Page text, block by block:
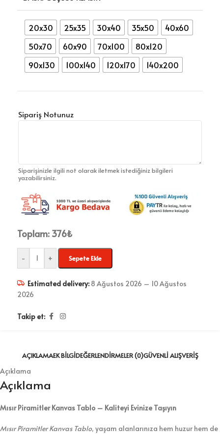
20x30 25x35 30x40 35x50
40x60
50x70
60x90 70x100
80x120
90x130
100x140 120x170 140x200
Sipariş Notunuz
Siparişinizle ilgili not olarak iletmek istediğiniz bilgileri
yazabilirsiniz.
Toplam: 376₺
- + Sepete Ekle
Estimated delivery: 8 Ağustos 2026 – 10 Ağustos
2026
Takip et:
AÇIKLAMAEK BILGIDEĞERLENDIRMELER (0)GÜVENLI ALIŞVERIŞ
Açıklama
Açıklama
Mısır Piramitler Kanvas Tablo – Kaliteyi Evinize Taşıyın
Mısır Piramitler Kanvas Tablo, yaşam alanlarınıza hem huzur hem de